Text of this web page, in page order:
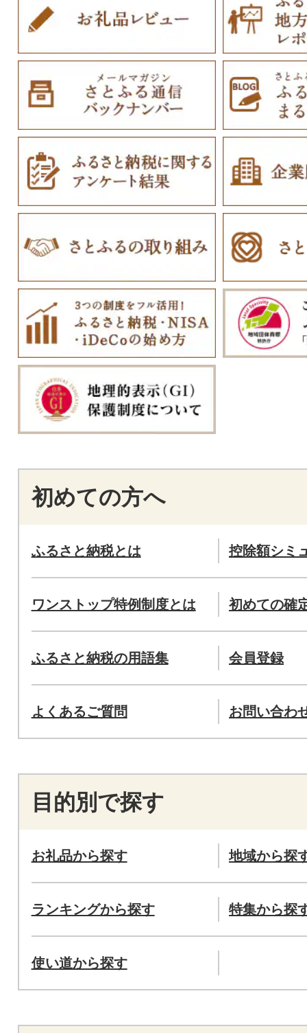
初めての方へ
ふるさと納税とは 控除額シミ
ワンストップ特例制度とは 初めての確
ふるさと納税の用語集 会員登録
よくあるご質問 お問い合わ
目的別で探す
お礼品から探す 地域から探
ランキングから探す 特集から探
使い道から探す